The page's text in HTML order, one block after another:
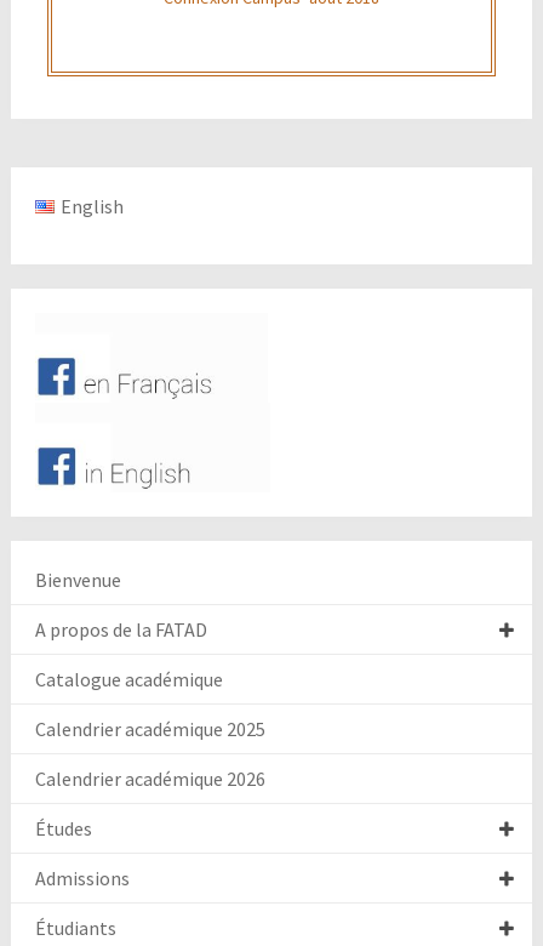
English
Bienvenue
A propos de la FATAD
Catalogue académique
Calendrier académique 2025
Calendrier académique 2026
Études
Admissions
Étudiants